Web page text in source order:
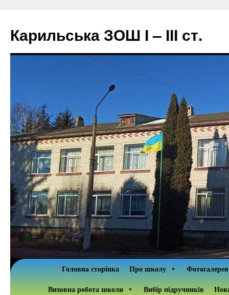
вмісту
Карильська ЗОШ І – ІІІ ст.
Головна сторінка Про школу
Фотогалерея
Виховна робота школи
Вибір підручників